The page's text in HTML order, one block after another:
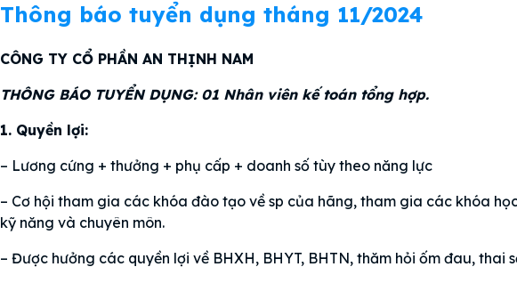
Thông báo tuyển dụng tháng 11/2024
CÔNG TY CỔ PHẦN AN THỊNH NAM
THÔNG BÁO TUYỂN DỤNG: 01 Nhân viên kế toán tổng hợp.
1. Quyền lợi:
– Lương cứng + thưởng + phụ cấp + doanh số tùy theo năng lực
– Cơ hội tham gia các khóa đào tạo về sp của hãng, tham gia các khóa
kỹ năng và chuyên môn.
– Được hưởng các quyền lợi về BHXH, BHYT, BHTN, thăm hỏi ốm đau,